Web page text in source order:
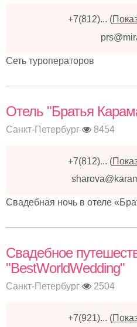
+7(812)... (
Сеть туроператоров
Отель "Братья
Санкт-Петербург 8454
+7(812)... (
Свадебная ночь в отеле
Свадебное
"BestWorldWedding"
Санкт-Петербург 2504
+7(921)... (